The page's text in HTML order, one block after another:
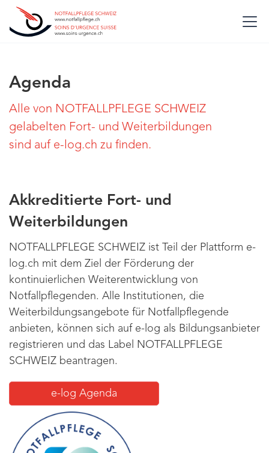
Agenda
Alle von NOTFALLPFLEGE SCHWEIZ
gelabelten Fort- und Weiterbildungen
sind auf e-log.ch zu finden.
Akkreditierte Fort- und
Weiterbildungen
NOTFALLPFLEGE SCHWEIZ ist Teil der Plattform e-
log.ch mit dem Ziel der Förderung der
kontinuierlichen Weiterentwicklung von
Notfallpflegenden. Alle Institutionen, die
Weiterbildungsangebote für Notfallpflegende
anbieten, können sich auf e-log als Bildungsanbieter
registrieren und das Label NOTFALLPFLEGE
SCHWEIZ beantragen.
e-log Agenda